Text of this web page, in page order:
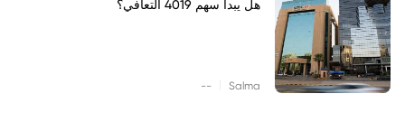
هل يبدأ سهم 4019 التعافي؟
Salma
--